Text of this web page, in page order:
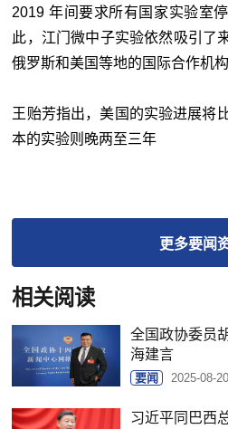
2019 年间要求所有国家实验室
此，江门微中子实验依然吸引了
俄罗斯和美国等地的国际合作机构
王贻芳指出，美国的实验进展将
本的实验则晚两至三年
更多要闻
相关阅读
全国政协委员
海建言
要闻 2025-08-20
习近平同巴西